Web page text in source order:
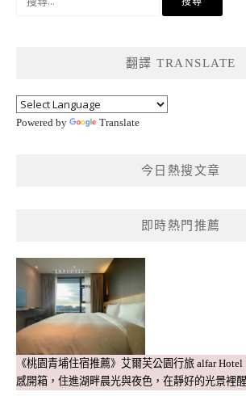
翻譯 TRANSLATE
Powered by Translate
今日熱搜文章
即時熱門推薦
《桃園青埔住宿推薦》艾爾芙公園行旅 alfar
感開箱，住進湖畔晨光與夜色，在靜好的光景裡